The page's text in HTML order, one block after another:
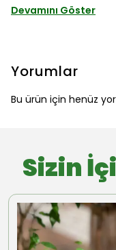
Devamını Göster
Yorumlar
Bu ürün için henüz
Sizin